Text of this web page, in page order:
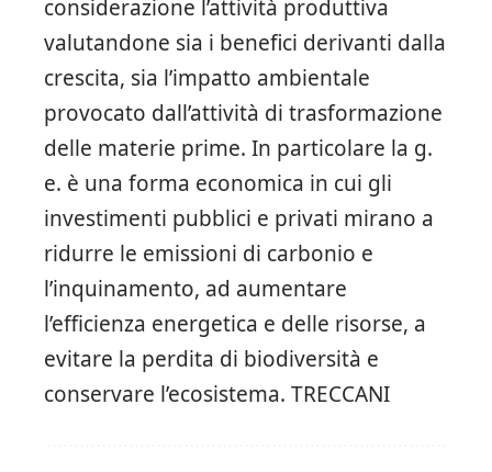
considerazione l’attività produttiva
valutandone sia i benefici derivanti dalla
crescita, sia l’impatto ambientale
provocato dall’attività di trasformazione
delle materie prime. In particolare la g.
e. è una forma economica in cui gli
investimenti pubblici e privati ​​mirano a
ridurre le emissioni di carbonio e
l’inquinamento, ad aumentare
l’efficienza energetica e delle risorse, a
evitare la perdita di biodiversità e
conservare l’ecosistema. TRECCANI